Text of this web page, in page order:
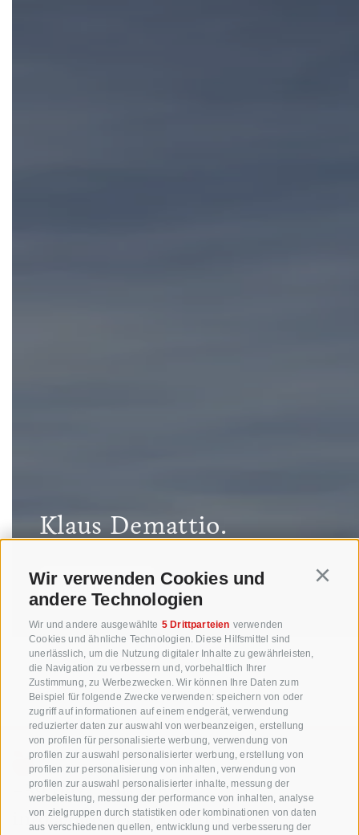
Wir verwenden Cookies und
andere Technologien
Wir und andere ausgewählte 5 Drittparteien verwenden
Cookies und ähnliche Technologien. Diese Hilfsmittel sind
unerlässlich, um die Nutzung digitaler Inhalte zu gewährleisten,
die Navigation zu verbessern und, vorbehaltlich Ihrer
Zustimmung, zu Werbezwecken. Wir können Ihre Daten zum
Beispiel für folgende Zwecke verwenden: speichern von oder
zugriff auf informationen auf einem endgerät, verwendung
reduzierter daten zur auswahl von werbeanzeigen, erstellung
von profilen für personalisierte werbung, verwendung von
profilen zur auswahl personalisierter werbung, erstellung von
profilen zur personalisierung von inhalten, verwendung von
profilen zur auswahl personalisierter inhalte, messung der
werbeleistung, messung der performance von inhalten, analyse
von zielgruppen durch statistiken oder kombinationen von daten
aus verschiedenen quellen, entwicklung und verbesserung der
Klaus Demattio.
WEITERLESEN
+39 0471 256 700
info@biosuedtirol.com